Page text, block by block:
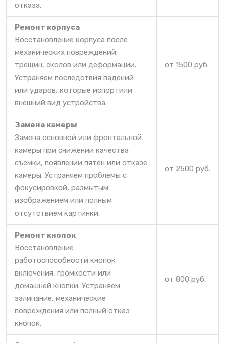
отказа.
Ремонт корпуса
Восстановление корпуса после
механических повреждений:
трещин, сколов или деформации.
Устраняем последствия падений
или ударов, которые испортили
внешний вид устройства.
от 1500 руб.
Замена камеры
Замена основной или фронтальной
камеры при снижении качества
съемки, появлении пятен или отказе
камеры. Устраняем проблемы с
фокусировкой, размытым
изображением или полным
отсутствием картинки.
от 2500 руб.
Ремонт кнопок
Восстановление
работоспособности кнопок
включения, громкости или
домашней кнопки. Устраняем
залипание, механические
повреждения или полный отказ
кнопок.
от 800 руб.